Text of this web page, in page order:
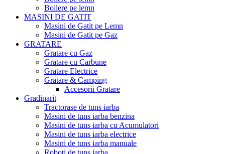
Boilere pe lemn
MASINI DE GATIT
Masini de Gatit pe Lemn
Masini de Gatit pe Gaz
GRATARE
Gratare cu Gaz
Gratare cu Carbune
Gratare Electrice
Gratare & Camping
Accesorii Gratare
Gradinarit
Tractorase de tuns iarba
Masini de tuns iarba benzina
Masini de tuns iarba cu Acumulatori
Masini de tuns iarba electrice
Masini de tuns iarba manuale
Roboti de tuns iarba